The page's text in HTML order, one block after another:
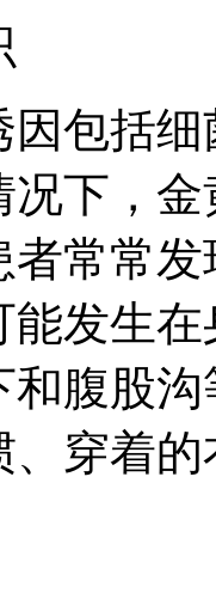
包括
况下，
者常常
能发生
腹股
穿着